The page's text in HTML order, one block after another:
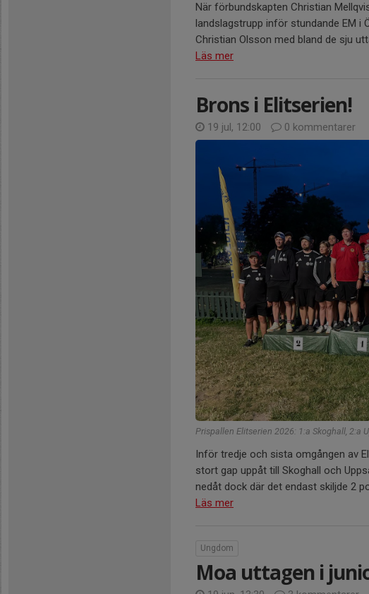
När förbundskapten Christian
landslagstrupp inför stundande EM i
Christian Olsson med bland de sju
Läs mer
Brons i Elitserien!
19 jul, 12:00 0 kommentarer
Prispallen Elitserien 2026: 1:a Skoghall, 2:a
Inför tredje och sista omgången av
stort gap uppåt till Skoghall och
nedåt dock där det endast skiljde 2
Läs mer
Ungdom
Moa uttagen i